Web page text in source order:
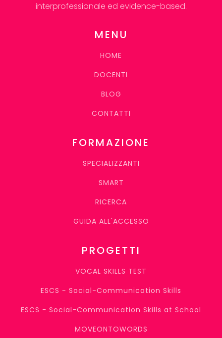
interprofessionale ed evidence-based.
MENU
HOME
DOCENTI
BLOG
CONTATTI
FORMAZIONE
SPECIALIZZANTI
SMART
RICERCA
GUIDA ALL'ACCESSO
PROGETTI
VOCAL SKILLS TEST
ESCS - Social-Communication Skills
ESCS - Social-Communication Skills at School
MOVEONTOWORDS